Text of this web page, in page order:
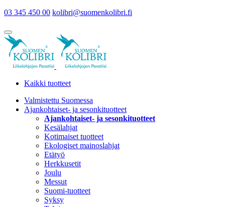
03 345 450 00 kolibri@suomenkolibri.fi
Kaikki tuotteet
Valmistettu Suomessa
Ajankohtaiset- ja sesonkituotteet
Ajankohtaiset- ja sesonkituotteet
Kesälahjat
Kotimaiset tuotteet
Ekologiset mainoslahjat
Etätyö
Herkkusetit
Joulu
Messut
Suomi-tuotteet
Syksy